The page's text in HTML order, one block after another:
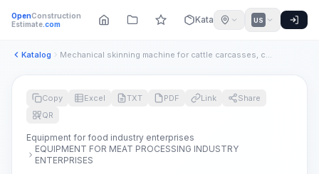
OpenConstruction
Estimate.com Katalog US
Katalog Mechanical skinning machine for cattle carcasses, capacity u...
Copy Excel TXT PDF Link
Share
QR
Equipment for food industry enterprises
EQUIPMENT FOR MEAT PROCESSING INDUSTRY
ENTERPRISES